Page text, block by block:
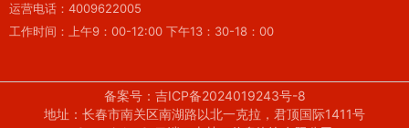
运营电话：4009622005
工作时间：上午9：00-12:00 下午13：30-18：00
备案号：吉ICP备2024019243号-8
地址：长春市南关区南湖路以北一克拉，君顶国际1411号